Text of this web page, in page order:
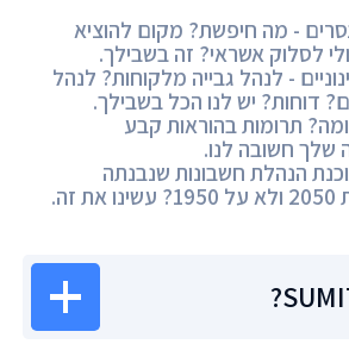
- מה חיפשת? מקום להוציא
לסלוק אשראי? זה בשבילך.
- לנהל גבייה מלקוחות? לנהל
דוחות? יש לנו הכל בשבילך.
תרומות בהוראות קבע
חשובה לנו.
הנהלת חשבונות שנבנתה
במחשבה על שנת 2050 ולא על 1950? עשינו את זה.